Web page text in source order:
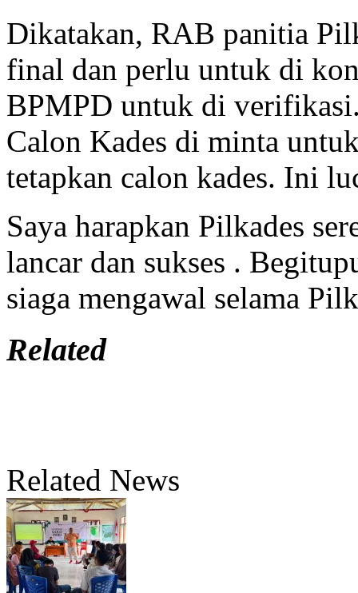
Dikatakan, RAB panitia
final dan perlu untuk di
BPMPD untuk di
Calon Kades di minta
tetapkan calon kades. Ini
Saya harapkan Pilkades
lancar dan sukses .
siaga mengawal selama
Related
Related News